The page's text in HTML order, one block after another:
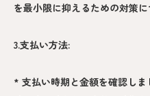
を最小限に抑えるための対策
3.支払い方法:
* 支払い時期と金額を確認し